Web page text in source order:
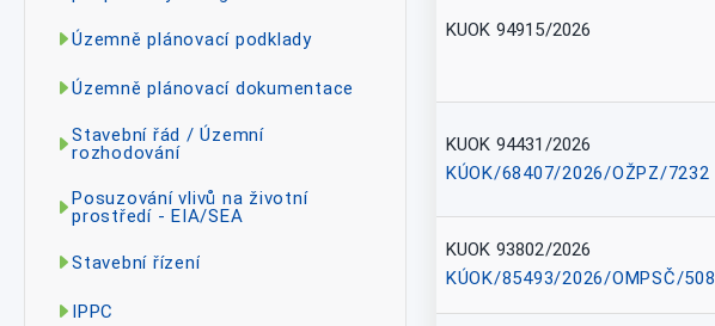
Územně plánovací podklady
Územně plánovací dokumentace
Stavební řád / Územní
rozhodování
Posuzování vlivů na životní
prostředí - EIA/SEA
Stavební řízení
IPPC
KUOK 94915/2026
KUOK 94431/2026
KÚOK/68407/2026/OŽPZ/7232
KUOK 93802/2026
KÚOK/85493/2026/OMPSČ/508